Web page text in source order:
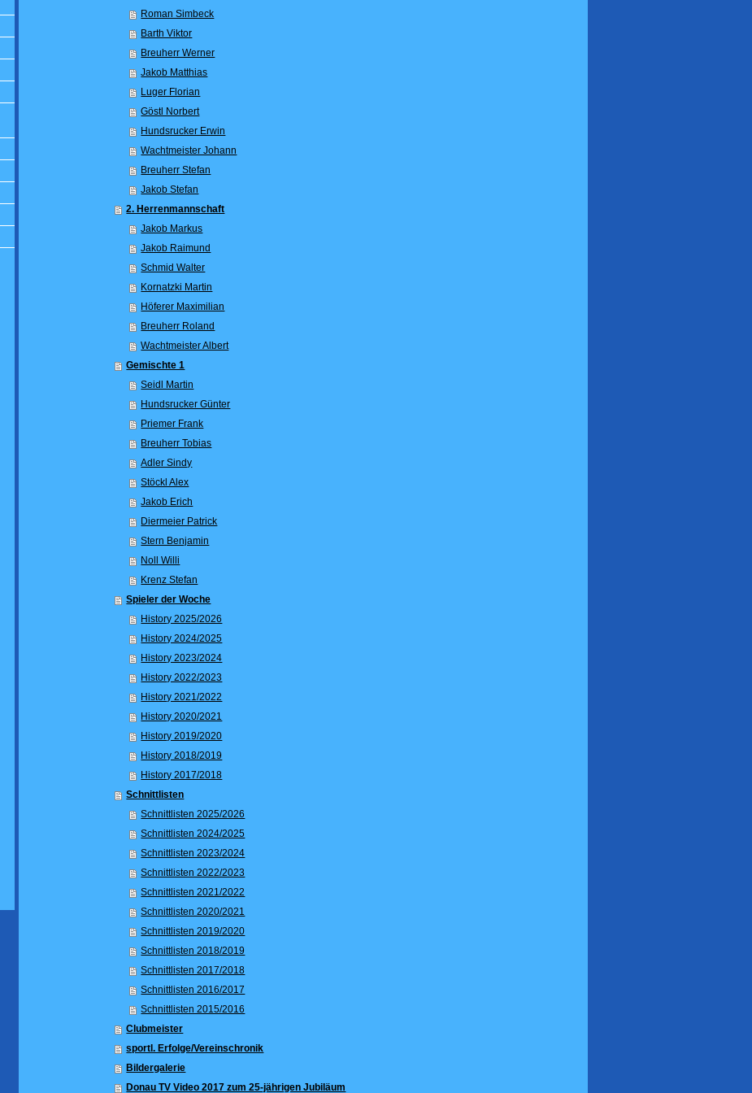
Roman Simbeck
Barth Viktor
Breuherr Werner
Jakob Matthias
Luger Florian
Göstl Norbert
Hundsrucker Erwin
Wachtmeister Johann
Breuherr Stefan
Jakob Stefan
2. Herrenmannschaft
Jakob Markus
Jakob Raimund
Schmid Walter
Kornatzki Martin
Höferer Maximilian
Breuherr Roland
Wachtmeister Albert
Gemischte 1
Seidl Martin
Hundsrucker Günter
Priemer Frank
Breuherr Tobias
Adler Sindy
Stöckl Alex
Jakob Erich
Diermeier Patrick
Stern Benjamin
Noll Willi
Krenz Stefan
Spieler der Woche
History 2025/2026
History 2024/2025
History 2023/2024
History 2022/2023
History 2021/2022
History 2020/2021
History 2019/2020
History 2018/2019
History 2017/2018
Schnittlisten
Schnittlisten 2025/2026
Schnittlisten 2024/2025
Schnittlisten 2023/2024
Schnittlisten 2022/2023
Schnittlisten 2021/2022
Schnittlisten 2020/2021
Schnittlisten 2019/2020
Schnittlisten 2018/2019
Schnittlisten 2017/2018
Schnittlisten 2016/2017
Schnittlisten 2015/2016
Clubmeister
sportl. Erfolge/Vereinschronik
Bildergalerie
Donau TV Video 2017 zum 25-jährigen Jubiläum